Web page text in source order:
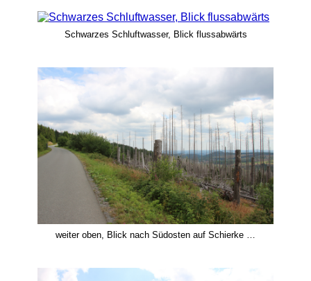
Schwarzes Schluftwasser, Blick flussabwärts
weiter oben, Blick nach Südosten auf Schierke …